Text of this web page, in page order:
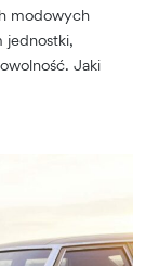
modowych
jednostki,
Jaki